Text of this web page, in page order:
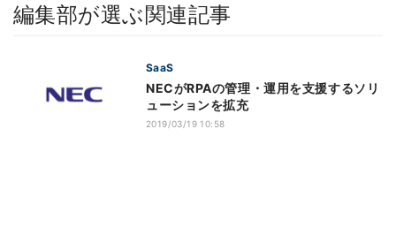
編集部が選ぶ関連記事
SaaS
NECがRPAの管理・運用を支援するソリ
ューションを拡充
2019/03/19 10:58